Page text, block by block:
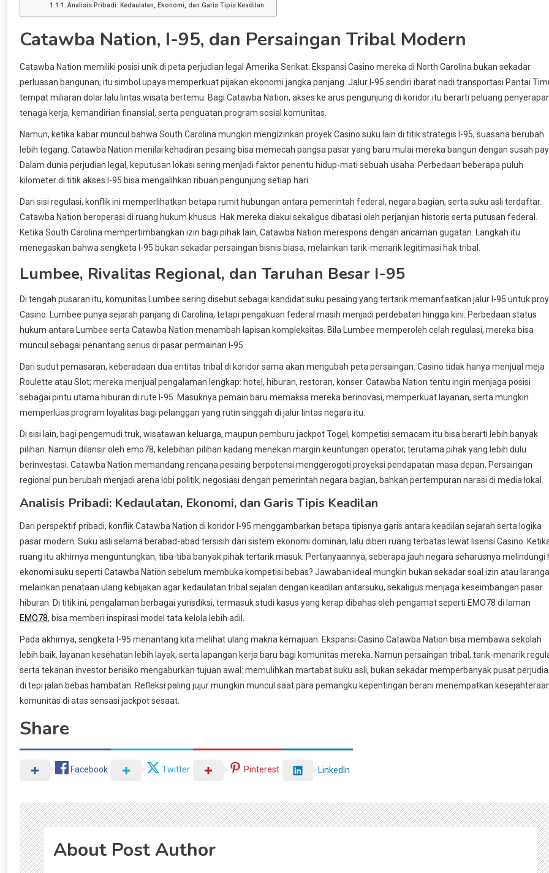
Analisis Pribadi: Kedaulatan, Ekonomi, dan Garis Tipis Keadilan
Catawba Nation, I-95, dan Persaingan Tribal Modern
Catawba Nation memiliki posisi unik di peta perjudian legal Amerika Serikat. Ekspansi Casino mereka di North Carolina bukan sekadar
perluasan bangunan; itu simbol upaya memperkuat pijakan ekonomi jangka panjang. Jalur I-95 sendiri ibarat nadi transportasi Pantai
tempat miliaran dolar lalu lintas wisata bertemu. Bagi Catawba Nation, akses ke arus pengunjung di koridor itu berarti peluang
tenaga kerja, kemandirian finansial, serta penguatan program sosial komunitas.
Namun, ketika kabar muncul bahwa South Carolina mungkin mengizinkan proyek Casino suku lain di titik strategis I-95, suasana berubah
lebih tegang. Catawba Nation menilai kehadiran pesaing bisa memecah pangsa pasar yang baru mulai mereka bangun dengan susah
Dalam dunia perjudian legal, keputusan lokasi sering menjadi faktor penentu hidup-mati sebuah usaha. Perbedaan beberapa puluh
kilometer di titik akses I-95 bisa mengalihkan ribuan pengunjung setiap hari.
Dari sisi regulasi, konflik ini memperlihatkan betapa rumit hubungan antara pemerintah federal, negara bagian, serta suku asli terdaftar.
Catawba Nation beroperasi di ruang hukum khusus. Hak mereka diakui sekaligus dibatasi oleh perjanjian historis serta putusan federal.
Ketika South Carolina mempertimbangkan izin bagi pihak lain, Catawba Nation merespons dengan ancaman gugatan. Langkah itu
menegaskan bahwa sengketa I-95 bukan sekadar persaingan bisnis biasa, melainkan tarik-menarik legitimasi hak tribal.
Lumbee, Rivalitas Regional, dan Taruhan Besar I-95
Di tengah pusaran itu, komunitas Lumbee sering disebut sebagai kandidat suku pesaing yang tertarik memanfaatkan jalur I-95 untuk
Casino. Lumbee punya sejarah panjang di Carolina, tetapi pengakuan federal masih menjadi perdebatan hingga kini. Perbedaan status
hukum antara Lumbee serta Catawba Nation menambah lapisan kompleksitas. Bila Lumbee memperoleh celah regulasi, mereka bisa
muncul sebagai penantang serius di pasar permainan I-95.
Dari sudut pemasaran, keberadaan dua entitas tribal di koridor sama akan mengubah peta persaingan. Casino tidak hanya menjual meja
Roulette atau Slot; mereka menjual pengalaman lengkap: hotel, hiburan, restoran, konser. Catawba Nation tentu ingin menjaga posisi
sebagai pintu utama hiburan di rute I-95. Masuknya pemain baru memaksa mereka berinovasi, memperkuat layanan, serta mungkin
memperluas program loyalitas bagi pelanggan yang rutin singgah di jalur lintas negara itu.
Di sisi lain, bagi pengemudi truk, wisatawan keluarga, maupun pemburu jackpot Togel, kompetisi semacam itu bisa berarti lebih banyak
pilihan. Namun dilansir oleh emo78, kelebihan pilihan kadang menekan margin keuntungan operator, terutama pihak yang lebih dulu
berinvestasi. Catawba Nation memandang rencana pesaing berpotensi menggerogoti proyeksi pendapatan masa depan. Persaingan
regional pun berubah menjadi arena lobi politik, negosiasi dengan pemerintah negara bagian, bahkan pertempuran narasi di media lokal.
Analisis Pribadi: Kedaulatan, Ekonomi, dan Garis Tipis Keadilan
Dari perspektif pribadi, konflik Catawba Nation di koridor I-95 menggambarkan betapa tipisnya garis antara keadilan sejarah serta logika
pasar modern. Suku asli selama berabad-abad tersisih dari sistem ekonomi dominan, lalu diberi ruang terbatas lewat lisensi Casino.
ruang itu akhirnya menguntungkan, tiba-tiba banyak pihak tertarik masuk. Pertanyaannya, seberapa jauh negara seharusnya melindungi
ekonomi suku seperti Catawba Nation sebelum membuka kompetisi bebas? Jawaban ideal mungkin bukan sekadar soal izin atau
melainkan penataan ulang kebijakan agar kedaulatan tribal sejalan dengan keadilan antarsuku, sekaligus menjaga keseimbangan pasar
hiburan. Di titik ini, pengalaman berbagai yurisdiksi, termasuk studi kasus yang kerap dibahas oleh pengamat seperti EMO78 di laman
EMO78, bisa memberi inspirasi model tata kelola lebih adil.
Pada akhirnya, sengketa I-95 menantang kita melihat ulang makna kemajuan. Ekspansi Casino Catawba Nation bisa membawa sekolah
lebih baik, layanan kesehatan lebih layak, serta lapangan kerja baru bagi komunitas mereka. Namun persaingan tribal, tarik-menarik
serta tekanan investor berisiko mengaburkan tujuan awal: memulihkan martabat suku asli, bukan sekadar memperbanyak pusat
di tepi jalan bebas hambatan. Refleksi paling jujur mungkin muncul saat para pemangku kepentingan berani menempatkan
komunitas di atas sensasi jackpot sesaat.
Share
Facebook Twitter Pinterest LinkedIn
About Post Author